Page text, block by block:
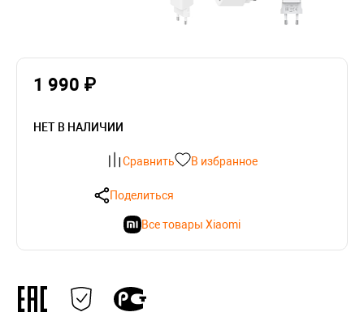
1 990 ₽
НЕТ В НАЛИЧИИ
Сравнить В избранное
Поделиться
Все товары Xiaomi